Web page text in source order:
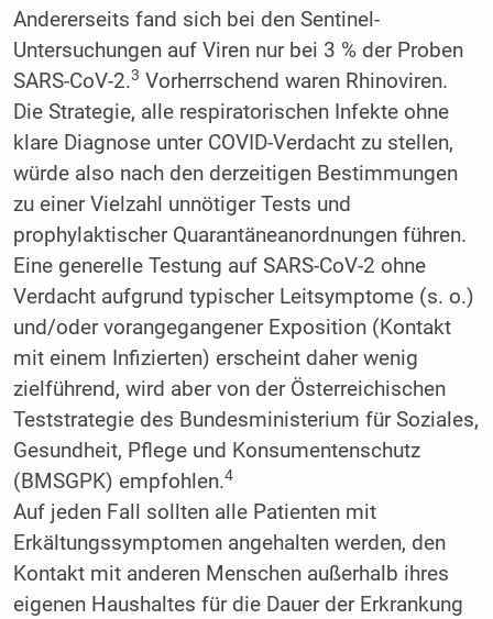
Andererseits fand sich bei den Sentinel-
Untersuchungen auf Viren nur bei 3 % der Proben
SARS-CoV-2.3 Vorherrschend waren Rhinoviren.
Die Strategie, alle respiratorischen Infekte ohne
klare Diagnose unter COVID-Verdacht zu stellen,
würde also nach den derzeitigen Bestimmungen
zu einer Vielzahl unnötiger Tests und
prophylaktischer Quarantäneanordnungen führen.
Eine generelle Testung auf SARS-CoV-2 ohne
Verdacht aufgrund typischer Leitsymptome (s. o.)
und/oder vorangegangener Exposition (Kontakt
mit einem Infizierten) erscheint daher wenig
zielführend, wird aber von der Österreichischen
Teststrategie des Bundesministerium für Soziales,
Gesundheit, Pflege und Konsumentenschutz
(BMSGPK) empfohlen.4
Auf jeden Fall sollten alle Patienten mit
Erkältungssymptomen angehalten werden, den
Kontakt mit anderen Menschen außerhalb ihres
eigenen Haushaltes für die Dauer der Erkrankung